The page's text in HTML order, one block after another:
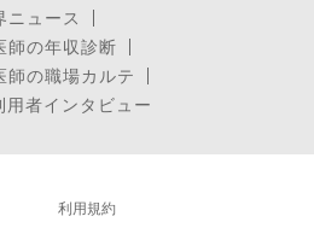
ニュース
師の年収診断
師の職場カルテ
者インタビュー
利用規約